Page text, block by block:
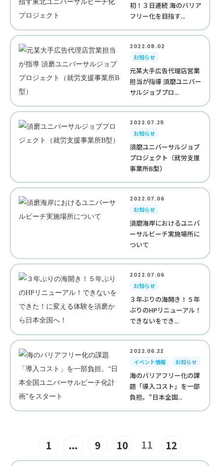
初！３日連続 海のバリア
フリー化を目指す...
2022.08.02
お知らせ
元某大手広告代理店営業
担当が指導 須磨ユニバー
サルジョブプロ...
2022.07.25
お知らせ
須磨ユニバーサルジョブ
プロジェクト（就労支援
事業所B型）
2022.07.06
お知らせ
須磨海岸におけるユニバ
ーサルビーチ実施場所に
ついて
2022.07.06
お知らせ
３年ぶりの海開き！５年
ぶりのHPリニューアル！
できないをでき...
2022.06.22
イベント情報
お知らせ
海のバリアフリー化の課
題「導入コスト」を一部
負担。“日本全国...
1 ... 9 10 11 12